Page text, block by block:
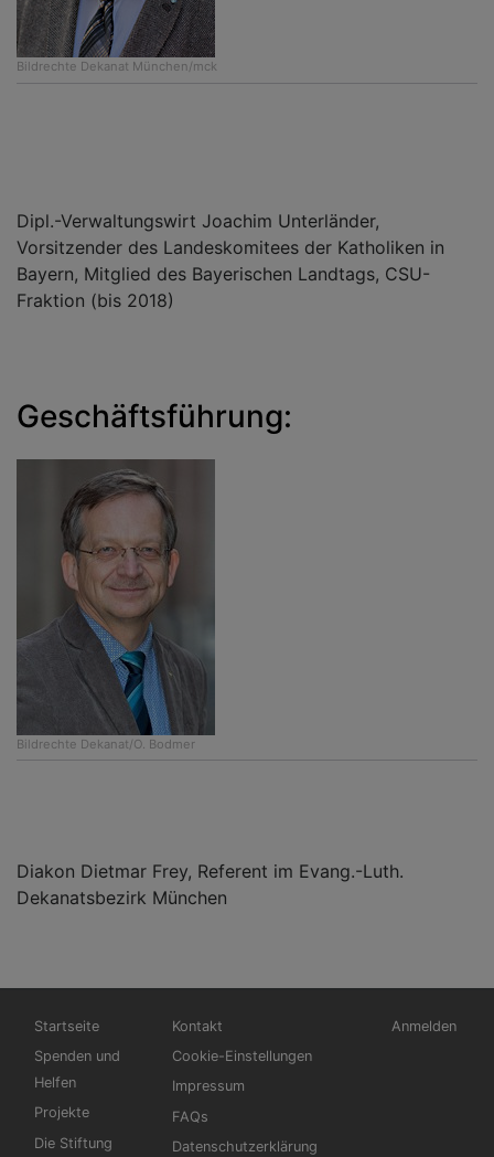
Bildrechte Dekanat München/mck
Dipl.-Verwaltungswirt Joachim Unterländer,
Vorsitzender des Landeskomitees der Katholiken in
Bayern, Mitglied des Bayerischen Landtags, CSU-
Fraktion (bis 2018)
Geschäftsführung:
Bildrechte Dekanat/O. Bodmer
Diakon Dietmar Frey, Referent im Evang.-Luth.
Dekanatsbezirk München
Hauptnavigation
Startseite
Spenden und
Helfen
Projekte
Die Stiftung
Fußbereichsmenü
Kontakt
Cookie-Einstellungen
Impressum
FAQs
Datenschutzerklärung
Anmelden